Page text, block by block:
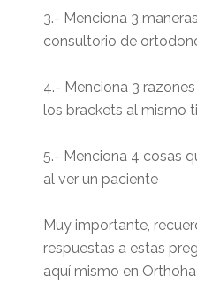
3.- Menciona 3
consultorio de
4.- Menciona 3
los brackets al mismo
5.- Menciona 4 cosas
al ver un paciente
Muy importante,
respuestas a estas
aquí mismo en